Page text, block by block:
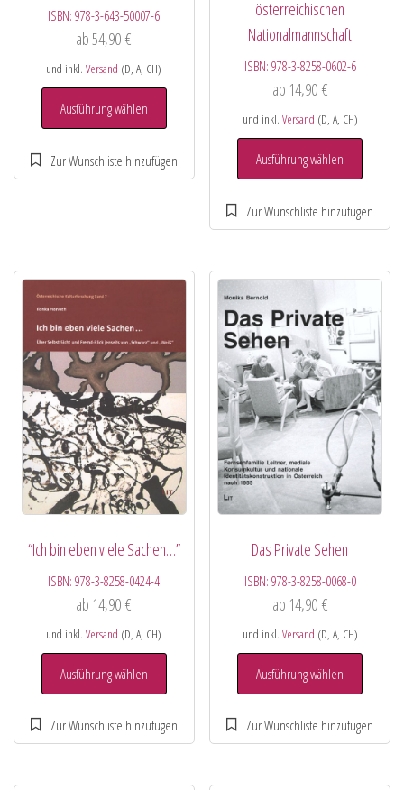
ISBN:978-3-643-50007-6
ab54,90€
und inkl.Versand (D, A, CH)
Ausführung wählen
österreichischen
Nationalmannschaft
ISBN: 978-3-8258-0602-6
ab 14,90 €
und inkl. Versand (D, A, CH)
Ausführung wählen
“Ich bin eben viele Sachen…”
ISBN:978-3-8258-0424-4
ab 14,90€
und inkl.Versand (D, A, CH)
Ausführung wählen
Das Private Sehen
ISBN: 978-3-8258-0068-0
ab 14,90 €
und inkl. Versand (D, A, CH)
Ausführung wählen